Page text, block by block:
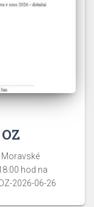
Moravské
hod na
2026-06-26